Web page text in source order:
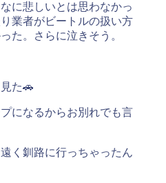
に悲しいとは思わなかっ
業者がビートルの扱い方
た。さらに泣きそう。
た🚗
になるからお別れでも言
く釧路に行っちゃったん